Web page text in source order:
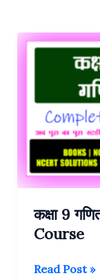
कक्षा 9
Course
कक्षा
Read Post »